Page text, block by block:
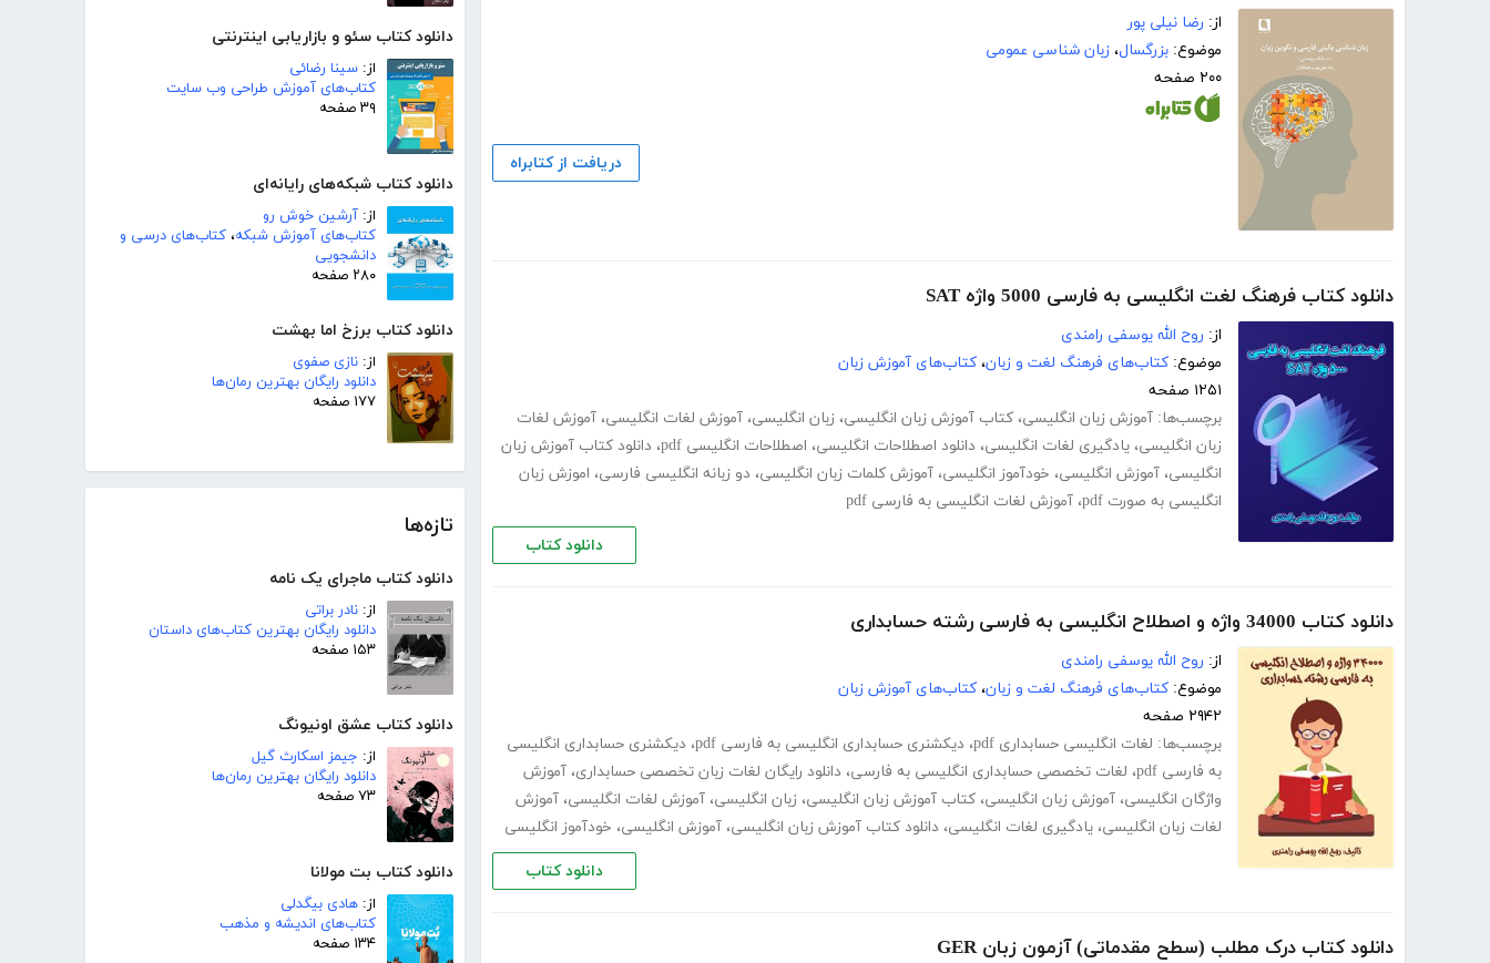
دانلود کتاب سئو و بازاریابی اینترنتی
از: سینا رضائی
کتاب‌های آموزش طراحی وب سایت
۳۹ صفحه
دانلود کتاب شبکه‌های رایانه‌ای
از: آرشین خوش رو
کتاب‌های آموزش شبکه، کتاب‌های درسی و
دانشجویی
۲۸۰ صفحه
دانلود کتاب برزخ اما بهشت
از: نازی صفوی
دانلود رایگان بهترین رمان‌ها
۱۷۷ صفحه
تازه‌ها
دانلود کتاب ماجرای یک نامه
از: نادر براتی
دانلود رایگان بهترین کتاب‌های داستان
۱۵۳ صفحه
دانلود کتاب عشق اونیونگ
از: جیمز اسکارث گیل
دانلود رایگان بهترین رمان‌ها
۷۳ صفحه
دانلود کتاب بت مولانا
از: هادی بیگدلی
کتاب‌های اندیشه و مذهب
۱۳۴ صفحه
از: رضا نیلی پور
موضوع: بزرگسال، زبان شناسی عمومی
۲۰۰ صفحه
دریافت از کتابراه
دانلود کتاب فرهنگ لغت انگلیسی به فارسی 5000 واژه SAT
از: روح الله یوسفی رامندی
موضوع: کتاب‌های فرهنگ لغت و زبان، کتاب‌های آموزش زبان
۱۲۵۱ صفحه
برچسب‌ها: آموزش زبان انگلیسی، کتاب آموزش زبان انگلیسی، زبان انگلیسی، آموزش لغات انگلیسی، آموزش لغات
زبان انگلیسی، یادگیری لغات انگلیسی، دانلود اصطلاحات انگلیسی، اصطلاحات انگلیسی pdf ، دانلود کتاب آموزش زبان
انگلیسی، آموزش انگلیسی، خودآموز انگلیسی، آموزش کلمات زبان انگلیسی، دو زبانه انگلیسی فارسی، اموزش زبان
انگلیسی به صورت pdf
، آموزش لغات انگلیسی به فارسی pdf
دانلود کتاب
دانلود کتاب 34000 واژه و اصطلاح انگلیسی به فارسی رشته حسابداری
از: روح الله یوسفی رامندی
موضوع: کتاب‌های فرهنگ لغت و زبان، کتاب‌های آموزش زبان
۲۹۴۲ صفحه
برچسب‌ها: لغات انگلیسی حسابداری pdf ، دیکشنری حسابداری انگلیسی به فارسی pdf ، دیکشنری حسابداری انگلیسی
به فارسی pdf
، لغات تخصصی حسابداری انگلیسی به فارسی، دانلود رایگان لغات زبان تخصصی حسابداری، آموزش
واژگان انگلیسی، آموزش زبان انگلیسی، کتاب آموزش زبان انگلیسی، زبان انگلیسی، آموزش لغات انگلیسی، آموزش
لغات زبان انگلیسی، یادگیری لغات انگلیسی، دانلود کتاب آموزش زبان انگلیسی، آموزش انگلیسی، خودآموز انگلیسی
دانلود کتاب
دانلود کتاب درک مطلب (سطح مقدماتی) آزمون زبان GER